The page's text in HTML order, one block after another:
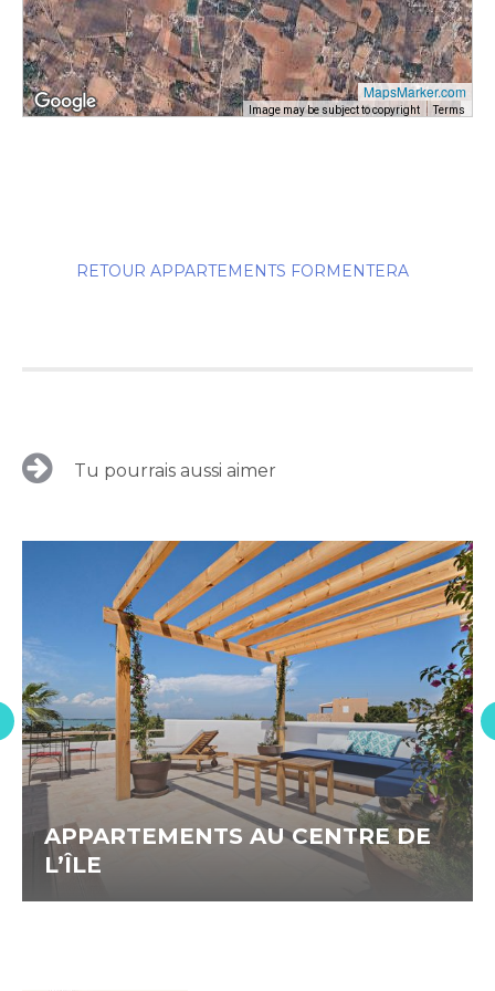
MapsMarker.com
Image may be subject to copyright Terms
RETOUR APPARTEMENTS FORMENTERA
Tu pourrais aussi aimer
APPARTEMENTS AU CENTRE DE
L’ÎLE